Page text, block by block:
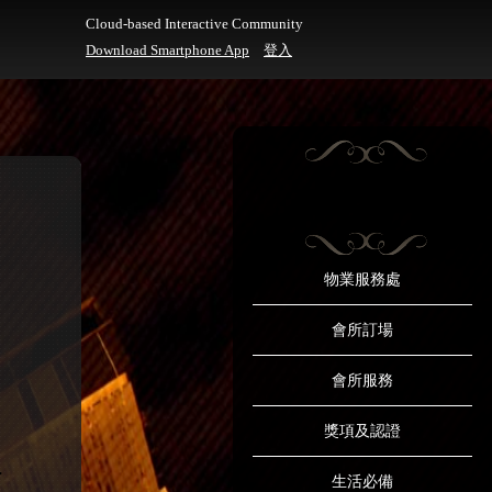
Cloud-based Interactive Community
Download Smartphone App
登入
物業服務處
會所訂場
會所服務
獎項及認證
生活必備